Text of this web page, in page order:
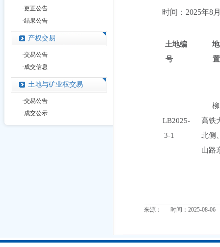
·更正公告
·结果公告
产权交易
·交易公告
·成交信息
土地与矿业权交易
·交易公告
·成交公示
时间 ： 2025年8
土地编
号
置
LB2025-
3-1
高铁
北侧
山路
来源： 时间：2025-08-06